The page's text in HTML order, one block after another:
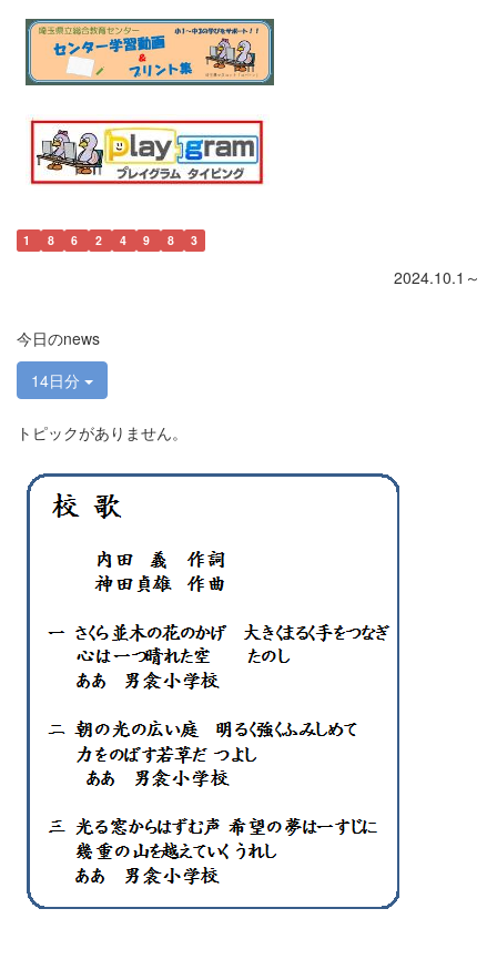
1 8 6 2 4 9 8 3
2024.10.1～
今日のnews
14日分
トピックがありません。